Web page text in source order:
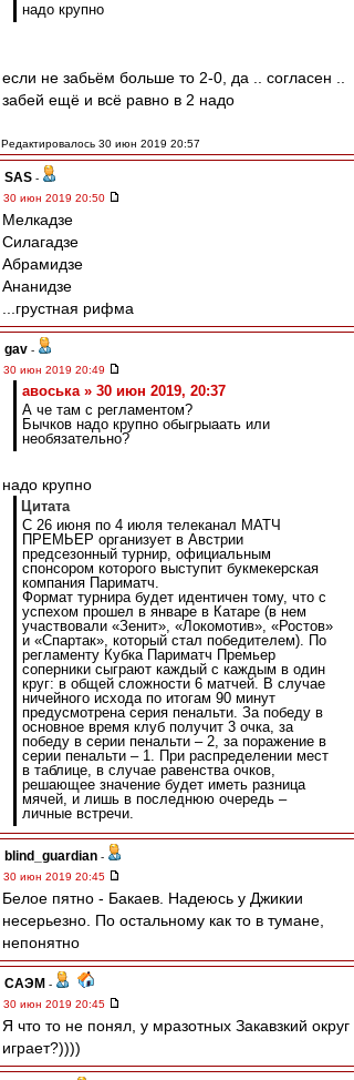
надо крупно
если не забьём больше то 2-0, да .. согласен ..
забей ещё и всё равно в 2 надо
Редактировалось 30 июн 2019 20:57
SAS -
30 июн 2019 20:50
Мелкадзе
Силагадзе
Абрамидзе
Ананидзе
...грустная рифма
gav -
30 июн 2019 20:49
авоська » 30 июн 2019, 20:37
А че там с регламентом?
Бычков надо крупно обыгрыаать или
необязательно?
надо крупно
Цитата
С 26 июня по 4 июля телеканал МАТЧ
ПРЕМЬЕР организует в Австрии
предсезонный турнир, официальным
спонсором которого выступит букмекерская
компания Париматч.
Формат турнира будет идентичен тому, что с
успехом прошел в январе в Катаре (в нем
участвовали «Зенит», «Локомотив», «Ростов»
и «Спартак», который стал победителем). По
регламенту Кубка Париматч Премьер
соперники сыграют каждый с каждым в один
круг: в общей сложности 6 матчей. В случае
ничейного исхода по итогам 90 минут
предусмотрена серия пенальти. За победу в
основное время клуб получит 3 очка, за
победу в серии пенальти – 2, за поражение в
серии пенальти – 1. При распределении мест
в таблице, в случае равенства очков,
решающее значение будет иметь разница
мячей, и лишь в последнюю очередь –
личные встречи.
blind_guardian -
30 июн 2019 20:45
Белое пятно - Бакаев. Надеюсь у Джикии
несерьезно. По остальному как то в тумане,
непонятно
САЭМ -
30 июн 2019 20:45
Я что то не понял, у мразотных Закавзкий округ
играет?))))